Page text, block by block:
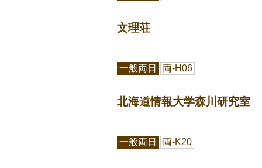
文理荘
北海道情報大学森川研究室
一般両日 両-H06
一般両日 両-K20